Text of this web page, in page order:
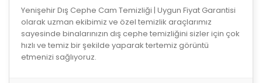
Yenişehir Dış Cephe Cam Temizliği | Uygun Fiyat Garantisi
olarak uzman ekibimiz ve özel temizlik araçlarımız
sayesinde binalarınızın dış cephe temizliğini sizler için çok
hızlı ve temiz bir şekilde yaparak tertemiz görüntü
etmenizi sağlıyoruz.